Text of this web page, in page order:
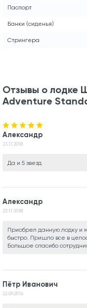
Паспорт
Банки (сиденья)
Стрингера
Отзывы о лодке
Adventure
Александр
23.11.2018
Да и 5 звезд
Александр
23.11.2018
Приобрел данную лодку и
быстро. Пришло все в
Большое спасибо
Пётр Иванович
22.09.2016